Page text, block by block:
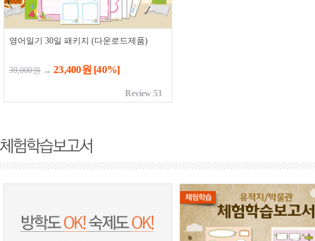
영어일기 30일 패키지 (다운로드제품)
39,000원 → 23,400원 [40%]
Review 53